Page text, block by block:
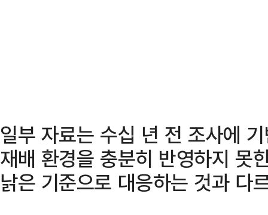
일부 자료는 수십 년 전 조사에
재배 환경을 충분히 반영하지 못
낡은 기준으로 대응하는 것과 다